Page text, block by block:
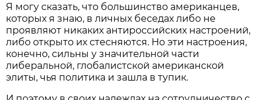
Я могу сказать, что большинство американцев,
которых я знаю, в личных беседах либо не
проявляют никаких антироссийских настроений,
либо открыто их стесняются. Но эти настроения,
конечно, сильны у значительной части
либеральной, глобалистской американской
элиты, чья политика и зашла в тупик.